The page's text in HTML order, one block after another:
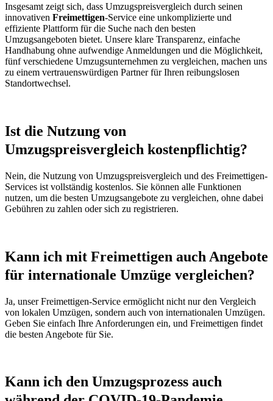
Insgesamt zeigt sich, dass Umzugspreisvergleich durch seinen
innovativen Freimettigen-Service eine unkomplizierte und
effiziente Plattform für die Suche nach den besten
Umzugsangeboten bietet. Unsere klare Transparenz, einfache
Handhabung ohne aufwendige Anmeldungen und die Möglichkeit,
fünf verschiedene Umzugsunternehmen zu vergleichen, machen uns
zu einem vertrauenswürdigen Partner für Ihren reibungslosen
Standortwechsel.
Ist die Nutzung von
Umzugspreisvergleich kostenpflichtig?
Nein, die Nutzung von Umzugspreisvergleich und des Freimettigen-
Services ist vollständig kostenlos. Sie können alle Funktionen
nutzen, um die besten Umzugsangebote zu vergleichen, ohne dabei
Gebühren zu zahlen oder sich zu registrieren.
Kann ich mit Freimettigen auch Angebote
für internationale Umzüge vergleichen?
Ja, unser Freimettigen-Service ermöglicht nicht nur den Vergleich
von lokalen Umzügen, sondern auch von internationalen Umzügen.
Geben Sie einfach Ihre Anforderungen ein, und Freimettigen findet
die besten Angebote für Sie.
Kann ich den Umzugsprozess auch